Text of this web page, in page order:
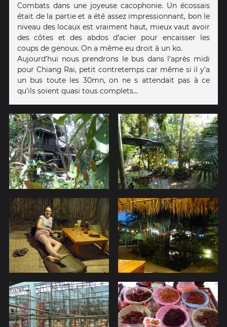
Combats dans une joyeuse cacophonie. Un écossais
était de la partie et a été assez impressionnant, bon le
niveau des locaux est vraiment haut, mieux vaut avoir
des côtes et des abdos d’acier pour encaisser les
coups de genoux. On a même eu droit à un ko.
Aujourd’hui nous prendrons le bus dans l’après midi
pour Chiang Rai, petit contretemps car même si il y’a
un bus toute les 30mn, on ne s attendait pas à ce
qu’ils soient quasi tous complets...